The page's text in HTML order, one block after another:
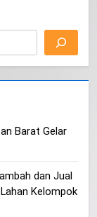
Barat Gelar
dan Jual
Kelompok